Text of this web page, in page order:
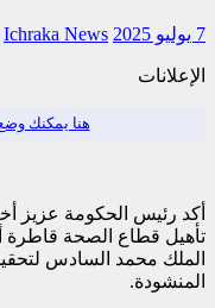
7 يوليو 2025 Ichraka News
الإعلانات
هنا يمكنك وضع
أكد رئيس الحكومة عزيز
تأهيل قطاع الصحة قاطرة
الملك محمد السادس لتحقيق
المنشودة.